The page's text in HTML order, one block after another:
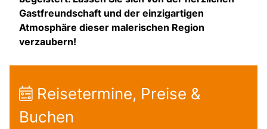
Gastfreundschaft und der einzigartigen
Atmosphäre dieser malerischen Region
verzaubern!
Reisetermine, Preise &
Buchen